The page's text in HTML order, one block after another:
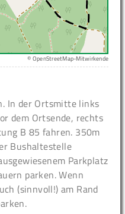
© OpenStreetMap-Mitwirkende
In der Ortsmitte links
dem Ortsende, rechts
B 85 fahren. 350m
Bushaltestelle
Parkplatz
parken. Wenn
(sinnvoll!) am Rand